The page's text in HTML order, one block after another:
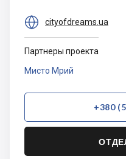
 cityofdreams.ua
+380
Партнеры проекта
Мисто Мрий